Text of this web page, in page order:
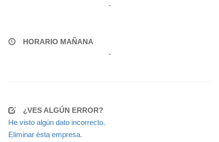
-
HORARIO MAÑANA
-
¿VES ALGÚN ERROR?
He visto algún dato incorrecto.
Eliminar ésta empresa.